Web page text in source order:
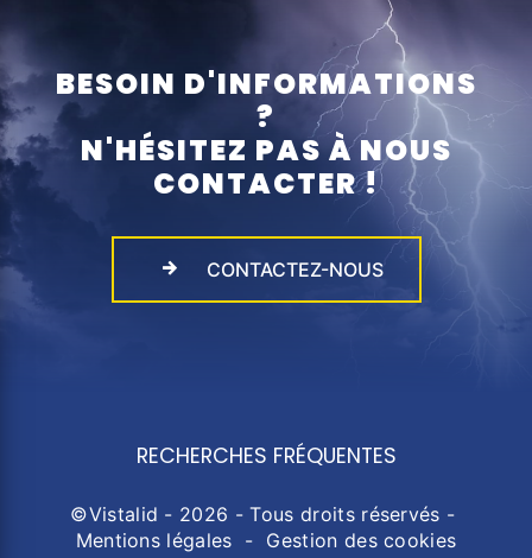
BESOIN D'INFORMATIONS
?
N'HÉSITEZ PAS À NOUS
CONTACTER !
CONTACTEZ-NOUS
RECHERCHES FRÉQUENTES
©Vistalid - 2026 - Tous droits réservés -
Mentions légales - Gestion des cookies